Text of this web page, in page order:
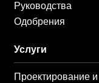
Руководства
Одобрения
Услуги
Проектирование